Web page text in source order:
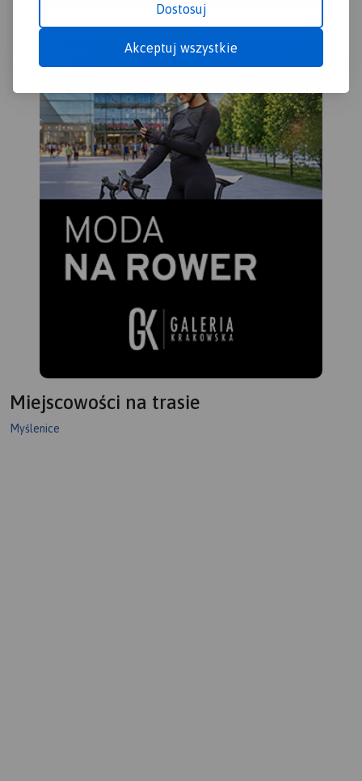
Dostosuj
Akceptuj wszystkie
Rok wydania 2023
Miejscowości na trasie
Myślenice